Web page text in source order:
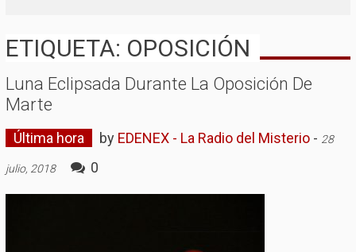
ETIQUETA: OPOSICIÓN
Luna Eclipsada Durante La Oposición De
Marte
Última hora by EDENEX - La Radio del Misterio- 28
julio, 2018 0